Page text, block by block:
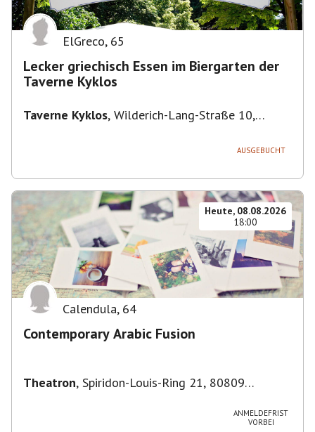
ElGreco, 65
Lecker griechisch Essen im Biergarten der
Taverne Kyklos
Taverne Kyklos, Wilderich-Lang-Straße 10,
AUSGEBUCHT
Heute, 08.08.2026
18:00
Calendula, 64
Contemporary Arabic Fusion
Theatron, Spiridon-Louis-Ring 21, 80809
ANMELDEFRIST
VORBEI